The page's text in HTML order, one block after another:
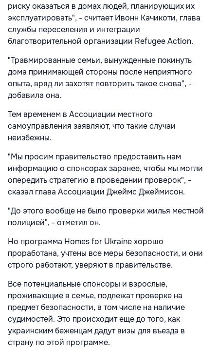
риску оказаться в домах людей, планирующих их
эксплуатировать", - считает Ивонн Качикоти, глава
службы переселения и интеграции
благотворительной организации Refugee Action.
"Травмированные семьи, вынужденные покинуть
дома принимающей стороны после неприятного
опыта, вряд ли захотят повторить такое снова", -
добавила она.
Тем временем в Ассоциации местного
самоуправления заявляют, что такие случаи
неизбежны.
"Мы просим правительство предоставить нам
информацию о спонсорах заранее, чтобы мы могли
опередить стратегию в проведении проверок", -
сказал глава Ассоциации Джеймс Джеймисон.
"До этого вообще не было проверки жилья местной
полицией", - отметил он.
Но программа Homes for Ukraine хорошо
проработана, учтены все меры безопасности, и они
строго работают, уверяют в правительстве.
Все потенциальные спонсоры и взрослые,
проживающие в семье, подлежат проверке на
предмет безопасности, в том числе на наличие
судимостей. Это происходит еще до того, как
украинским беженцам дадут визы для въезда в
страну по этой программе.